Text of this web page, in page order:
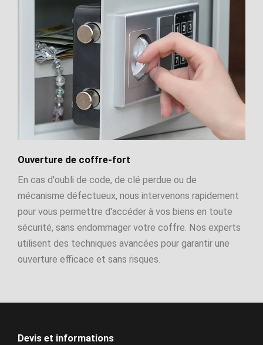
Ouverture de coffre-fort
En cas d'oubli de code, de clé perdue ou de
mécanisme défectueux, nous intervenons rapidement
pour vous permettre d'accéder à vos biens en toute
sécurité, sans endommager votre coffre. Nos experts
utilisent des techniques avancées pour garantir une
ouverture efficace et sans risques.
Devis et informations